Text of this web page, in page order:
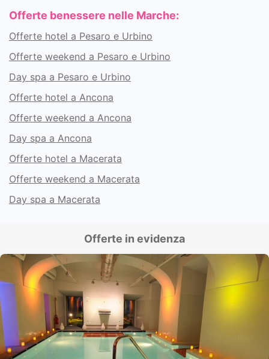
Offerte benessere nelle Marche:
Offerte hotel a Pesaro e Urbino
Offerte weekend a Pesaro e Urbino
Day spa a Pesaro e Urbino
Offerte hotel a Ancona
Offerte weekend a Ancona
Day spa a Ancona
Offerte hotel a Macerata
Offerte weekend a Macerata
Day spa a Macerata
Offerte in evidenza